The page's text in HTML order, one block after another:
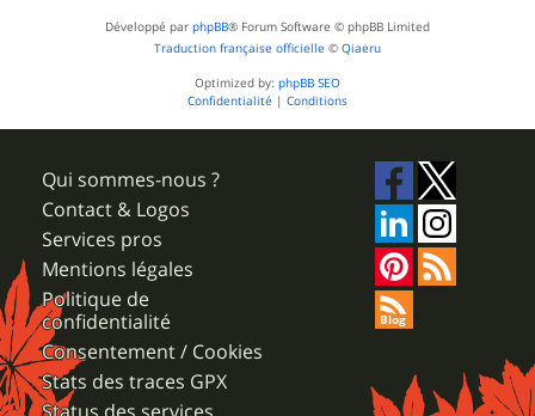
Développé par phpBB® Forum Software © phpBB Limited
Traduction française officielle © Qiaeru
Optimized by: phpBB SEO
Confidentialité | Conditions
Qui sommes-nous ?
Contact & Logos
Services pros
Mentions légales
Politique de
confidentialité
Consentement / Cookies
Stats des traces GPX